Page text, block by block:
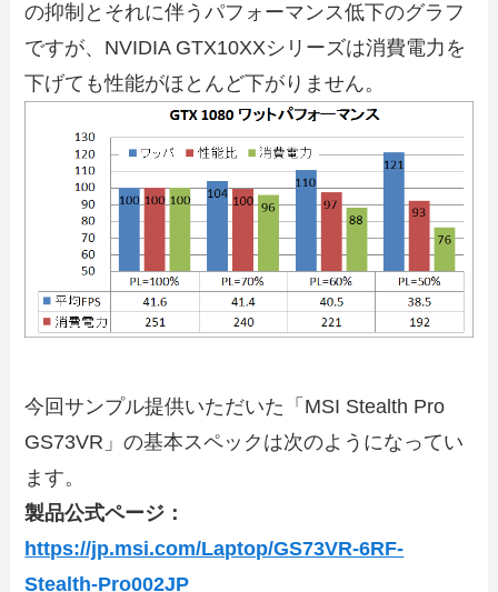
の抑制とそれに伴うパフォーマンス低下のグラフ
ですが、NVIDIA GTX10XXシリーズは消費電力を
下げても性能がほとんど下がりません。
今回サンプル提供いただいた「MSI Stealth Pro
GS73VR」の基本スペックは次のようになってい
ます。
製品公式ページ：
https://jp.msi.com/Laptop/GS73VR-6RF-
Stealth-Pro002JP